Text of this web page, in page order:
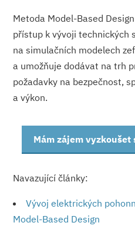
Metoda Model-Based
přístup k vývoji technických
na simulačních modelech
a umožňuje dodávat na trh
požadavky na bezpečnost,
a výkon.
Mám zájem vyzkoušet
Navazující články:
Vývoj elektrických
Model-Based Design